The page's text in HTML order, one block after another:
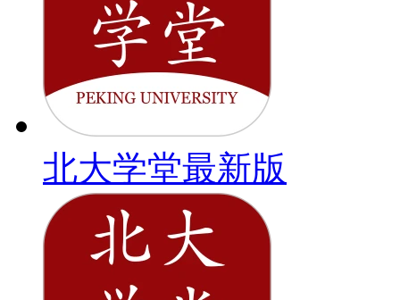
北大学堂最新版